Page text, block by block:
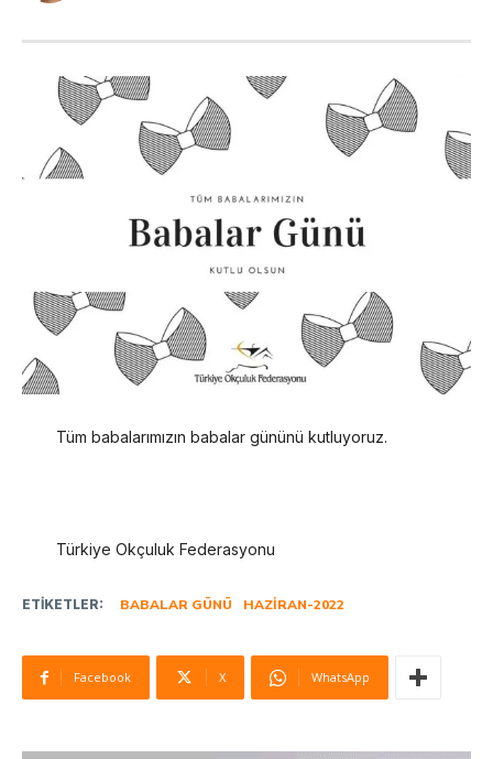
Tüm babalarımızın babalar gününü kutluyoruz.
Türkiye Okçuluk Federasyonu
ETIKETLER: BABALAR GÜNÜ HAZIRAN-2022
Facebook X WhatsApp